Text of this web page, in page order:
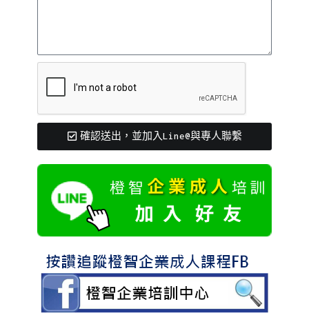
確認送出，並加入Line@與專人聯繫